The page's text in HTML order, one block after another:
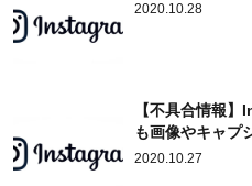
2020.10.28
【不具合情報
も画像やキャプ
2020.10.27